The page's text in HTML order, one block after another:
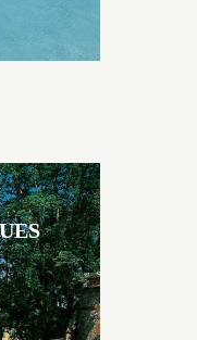
Brens se
matériaux